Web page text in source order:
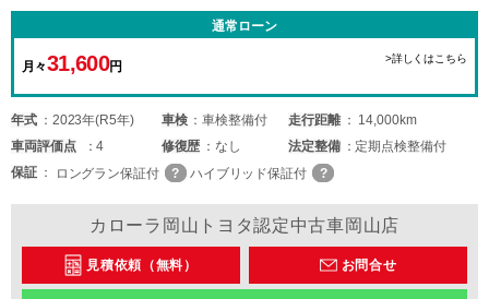
通常ローン
月々31,600円
>詳しくはこちら
年式 2023年(R5年) 車検 車検整備付 走行距離
14,000km
車両評価点 4 修復歴 なし 法定整備
定期点検整備付
保証
ロングラン保証付 ハイブリッド保証付
カローラ岡山トヨタ認定中古車岡山店
見積依頼（無料） お問合せ